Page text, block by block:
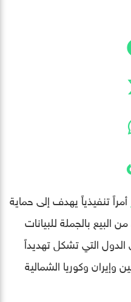
أمراً تنفيذياً يهدف إلى حماية
البيع بالجملة للبيانات
التي تشكل تهديداً
وكوريا الشمالية